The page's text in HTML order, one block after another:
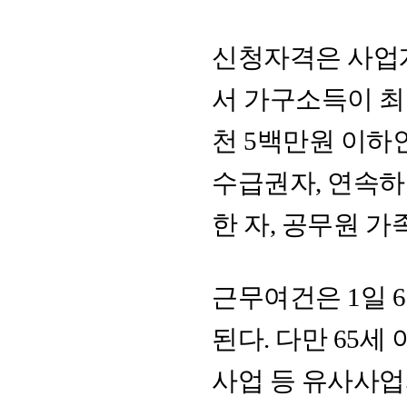
신청자격은 사
서 가구소득이
천 5백만원 이하
수급권자, 연속
한 자, 공무원 가
근무여건은 1일
된다. 다만 65세
사업 등 유사사